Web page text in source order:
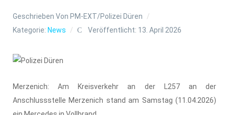
Geschrieben Von PM-EXT/Polizei Düren
Kategorie: News Veröffentlicht: 13. April 2026
Merzenich: Am Kreisverkehr an der L257 an der
Anschlussstelle Merzenich stand am Samstag (11.04.2026)